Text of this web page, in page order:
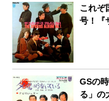
これぞ
号！『
GSの
る」の